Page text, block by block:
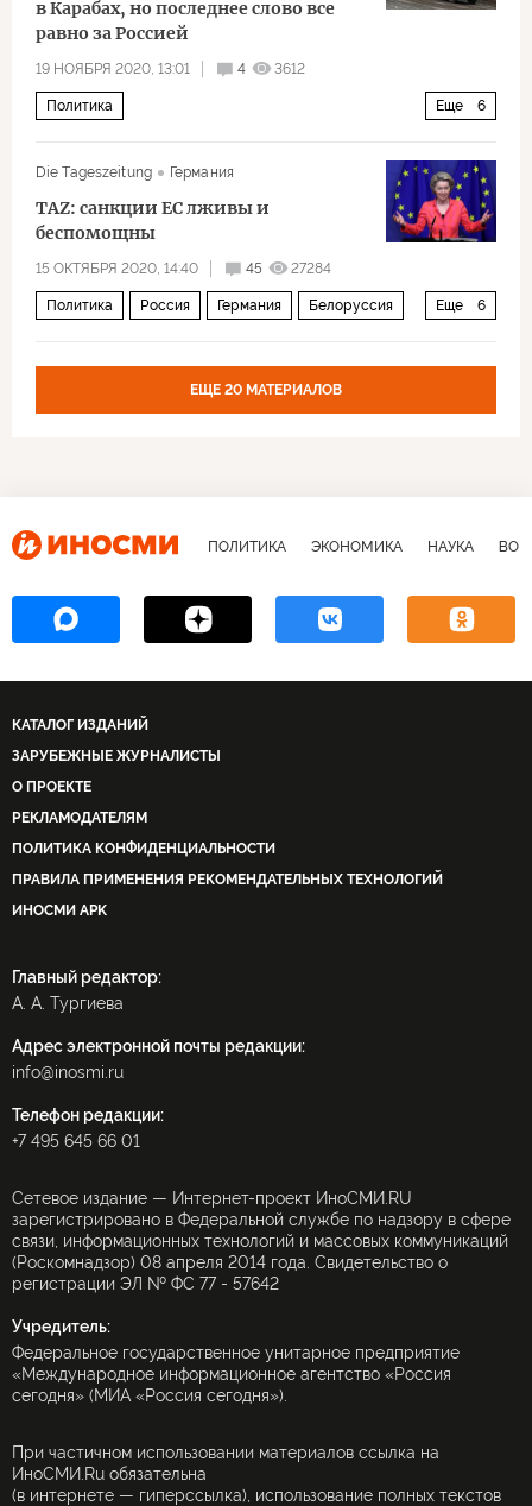
в Карабах, но последнее слово все
равно за Россией
19 НОЯБРЯ 2020, 13:01 4 3612
Еще 6
Политика
Азербайджан Армения
Турция Россия
Die Tageszeitung Германия
TAZ: санкции ЕС лживы и
беспомощны
15 ОКТЯБРЯ 2020, 14:40 45 27284
Еще 6
Политика Россия Германия Белоруссия
санкции Санкции: кто кого
ЕЩЕ 20 МАТЕРИАЛОВ
ПОЛИТИКА ЭКОНОМИКА НАУКА
КАТАЛОГ ИЗДАНИЙ
ЗАРУБЕЖНЫЕ ЖУРНАЛИСТЫ
О ПРОЕКТЕ
РЕКЛАМОДАТЕЛЯМ
ПОЛИТИКА КОНФИДЕНЦИАЛЬНОСТИ
ПРАВИЛА ПРИМЕНЕНИЯ РЕКОМЕНДАТЕЛЬНЫХ ТЕХНОЛОГИЙ
ИНОСМИ APK
Главный редактор:
А. А. Тургиева
Адрес электронной почты редакции:
info@inosmi.ru
Телефон редакции:
+7 495 645 66 01
Сетевое издание — Интернет-проект ИноСМИ.RU
зарегистрировано в Федеральной службе по надзору в сфере
связи, информационных технологий и массовых коммуникаций
(Роскомнадзор) 08 апреля 2014 года. Свидетельство о
регистрации ЭЛ № ФС 77 - 57642
Учредитель:
Федеральное государственное унитарное предприятие
«Международное информационное агентство «Россия
сегодня» (МИА «Россия сегодня»).
При частичном использовании материалов ссылка на
ИноСМИ.Ru обязательна
(в интернете — гиперссылка), использование полных текстов